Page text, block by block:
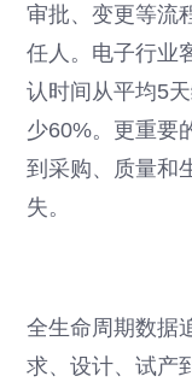
审批、变更等流
任人。电子行业
认时间从平均5
少60%。更重要
到采购、质量和
失。
全生命周期数据
求、设计、试产